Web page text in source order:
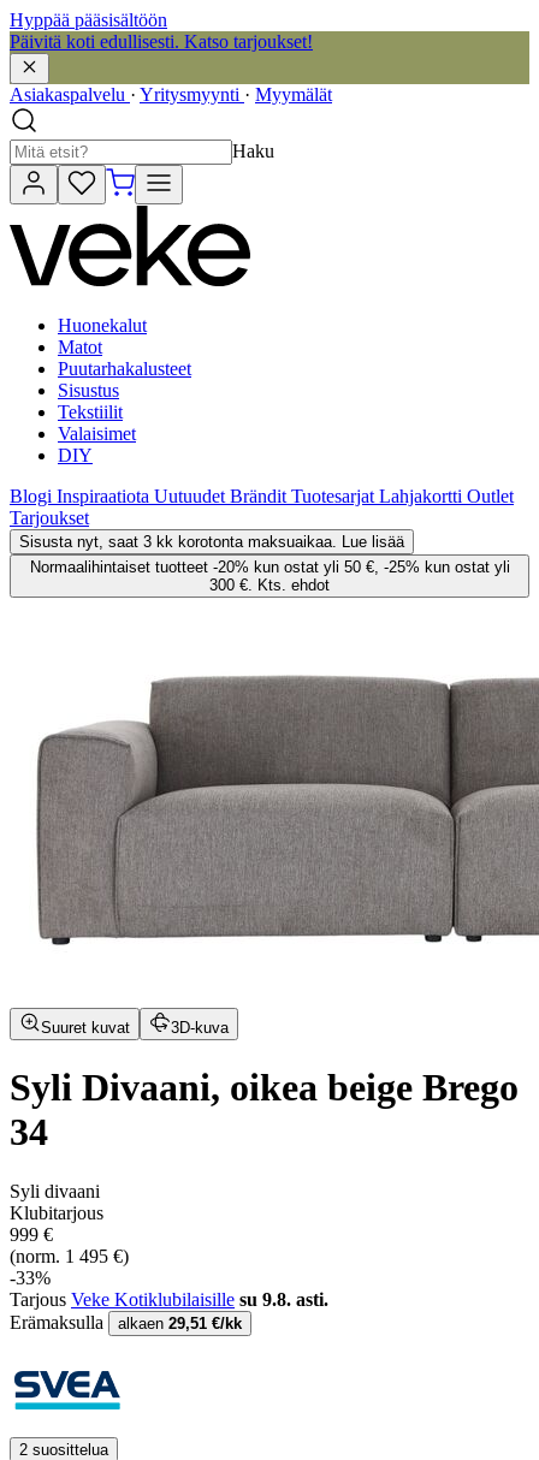
Hyppää pääsisältöön
Päivitä koti edullisesti. Katso tarjoukset!
Asiakaspalvelu · Yritysmyynti · Myymälät
Haku
Huonekalut
Matot
Puutarhakalusteet
Sisustus
Tekstiilit
Valaisimet
DIY
Blogi Inspiraatiota Uutuudet Brändit Tuotesarjat Lahjakortti Outlet
Tarjoukset
Sisusta nyt, saat 3 kk korotonta maksuaikaa. Lue lisää
Normaalihintaiset tuotteet -20% kun ostat yli 50 €, -25% kun ostat yli
300 €. Kts. ehdot
Suuret kuvat 3D-kuva
Syli Divaani, oikea beige Brego
34
Syli divaani
Klubitarjous
999 €
(norm. 1 495 €)
-33%
Tarjous Veke Kotiklubilaisille su 9.8. asti.
Erämaksulla
alkaen 29,51 €/kk
2 suosittelua